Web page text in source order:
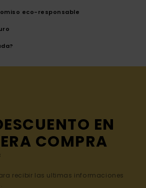
eco-responsable
EN
COMPRA
recibir las ultimas informaciones